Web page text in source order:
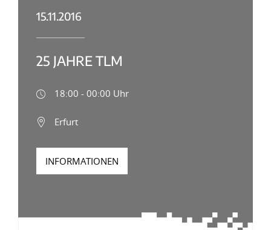
15.11.2016
25 JAHRE TLM
18:00 - 00:00 Uhr
Erfurt
INFORMATIONEN